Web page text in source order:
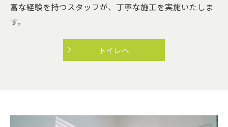
富な経験を持つスタッフが、丁寧な施工を実施いたしま
す。
トイレへ